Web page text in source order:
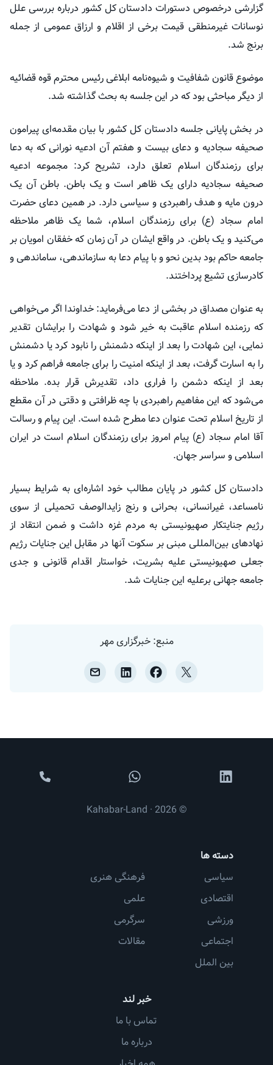
گزارشی درخصوصدستورات دادستان کل کشور درباره بررسی علل
نوسانات غیرمنطقی قیمت برخی از اقلام و ارزاق عمومی از جمله
برنج شد.
موضوع قانون شفافیت و شیوه‌نامه ابلاغی رئیس محترم قوه قضائیه
از دیگر مباحثی بود که در این جلسه به بحث گذاشته شد.
در بخش پایانی جلسه دادستان کل کشور با بیان مقدمه‌ای پیرامون
صحیفه سجادیه و دعای بیست و هفتم آن ادعیه نورانی که به دعا
برای رزمندگان اسلام تعلق دارد، تشریح کرد: مجموعه ادعیه
صحیفه سجادیه دارای یک ظاهر است و یک باطن. باطن آن یک
درون مایه و هدف راهبردی و سیاسی دارد. در همین دعای حضرت
امام سجاد (ع) برای رزمندگان اسلام، شما یک ظاهر ملاحظه
می‌کنید و یک باطن. در واقع ایشان در آن زمان که خفقان امویان بر
جامعه حاکم بود بدین نحو و با پیام دعا به سازماندهی، ساماندهی و
کادرسازی تشیع پرداختند.
به عنوان مصداق در بخشی از دعا می‌فرماید: خداوندا اگر می‌خواهی
که رزمنده اسلام عاقبت به خیر شود و شهادت را برایشان تقدیر
نمایی، این شهادت را بعد از اینکه دشمنش را نابود کرد یا دشمنش
را به اسارت گرفت، بعد از اینکه امنیت را برای جامعه فراهم کرد و یا
بعد از اینکه دشمن را فراری داد، تقدیرش قرار بده. ملاحظه
می‌شود که این مفاهیم راهبردی با چه ظرافتی و دقتی در آن مقطع
از تاریخ اسلام تحت عنوان دعا مطرح شده است. این پیام و رسالت
آقا امام سجاد (ع) پیام امروز برای رزمندگان اسلام است در ایران
اسلامی و سراسر جهان.
دادستان کل کشور در پایان مطالب خود اشاره‌ای به شرایط بسیار
نامساعد، غیرانسانی، بحرانی و رنج زایدالوصف تحمیلی از سوی
رژیم جنایتکار صهیونیستی به مردم غزه داشت و ضمن انتقاد از
نهادهای بین‌المللی مبنی بر سکوت آنها در مقابل این جنایات رژیم
جعلی صهیونیستی علیه بشریت، خواستار اقدام قانونی و جدی
جامعه جهانی برعلیه این جنایات شد.
منبع: خبرگزاری مهر
خبر لند
تماس با ما
درباره ما
دسته ها
سیاسی
اقتصادی
ورزشی
اجتماعی
بین الملل
فرهنگی هنری
علمی
سرگرمی
مقالات
© 2026 · Kahabar-Land